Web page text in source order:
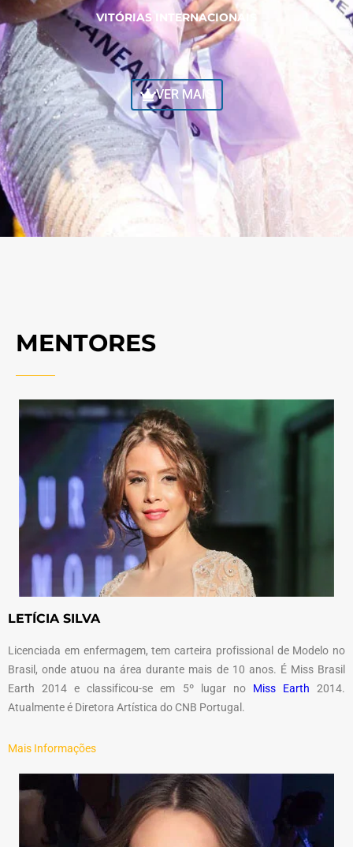
VITÓRIAS INTERNACIONAIS
VER MAIS
MENTORES
LETÍCIA SILVA
Licenciada em enfermagem, tem carteira profissional de Modelo no
Brasil, onde atuou na área durante mais de 10 anos. É Miss Brasil
Earth 2014 e classificou-se em 5º lugar no Miss Earth 2014.
Atualmente é Diretora Artística do CNB Portugal.
Mais Informações